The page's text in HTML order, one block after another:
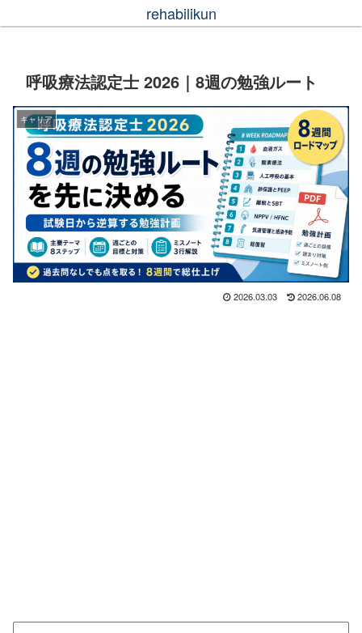
rehabilikun
呼吸療法認定士 2026｜8週の勉強ルート
キャリア
2026.03.03 2026.06.08